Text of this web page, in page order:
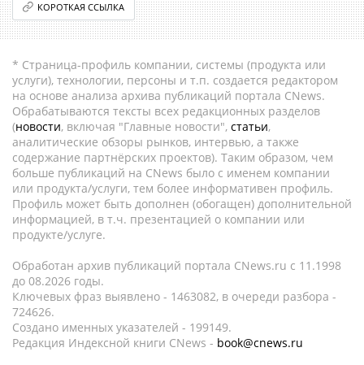
КОРОТКАЯ ССЫЛКА
* Страница-профиль компании, системы (продукта или
услуги), технологии, персоны и т.п. создается редактором
на основе анализа архива публикаций портала CNews.
Обрабатываются тексты всех редакционных разделов
(новости, включая "Главные новости", статьи,
аналитические обзоры рынков, интервью, а также
содержание партнёрских проектов). Таким образом, чем
больше публикаций на CNews было с именем компании
или продукта/услуги, тем более информативен профиль.
Профиль может быть дополнен (обогащен) дополнительной
информацией, в т.ч. презентацией о компании или
продукте/услуге.
Обработан архив публикаций портала CNews.ru c 11.1998
до 08.2026 годы.
Ключевых фраз выявлено - 1463082, в очереди разбора -
724626.
Создано именных указателей - 199149.
Редакция Индексной книги CNews - book@cnews.ru